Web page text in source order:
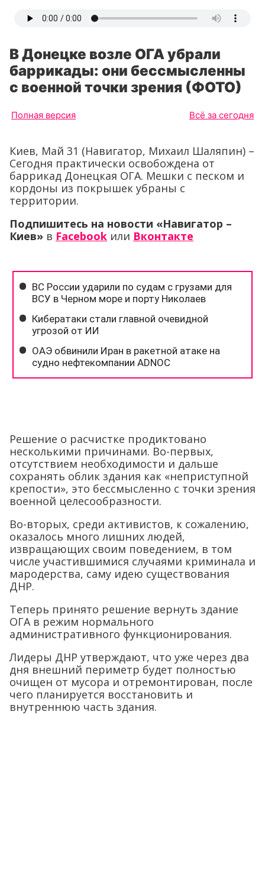
В Донецке возле ОГА убрали
баррикады: они бессмысленны
с военной точки зрения (ФОТО)
Полная версия Всё за сегодня
Киев, Май 31 (Навигатор, Михаил Шаляпин) –
Сегодня практически освобождена от
баррикад Донецкая ОГА. Мешки с песком и
кордоны из покрышек убраны с
территории.
Подпишитесь на новости «Навигатор –
Киев» в Facebook или Вконтакте
Решение о расчистке продиктовано
несколькими причинами. Во-первых,
отсутствием необходимости и дальше
сохранять облик здания как «неприступной
крепости», это бессмысленно с точки зрения
военной целесообразности.
Во-вторых, среди активистов, к сожалению,
оказалось много лишних людей,
извращающих своим поведением, в том
числе участившимися случаями криминала и
мародерства, саму идею существования
ДНР.
Теперь принято решение вернуть здание
ОГА в режим нормального
административного функционирования.
Лидеры ДНР утверждают, что уже через два
дня внешний периметр будет полностью
очищен от мусора и отремонтирован, после
чего планируется восстановить и
внутреннюю часть здания.